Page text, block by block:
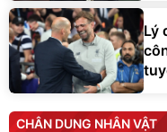
Lý
CHÂN DUNG NHÂN VẬT